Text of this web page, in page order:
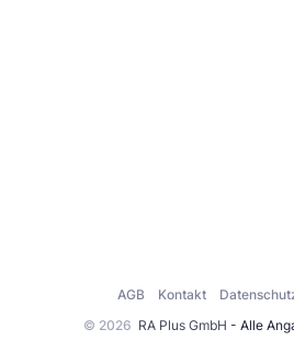
© 2026 RA Plus GmbH - Alle
AGB Kontakt